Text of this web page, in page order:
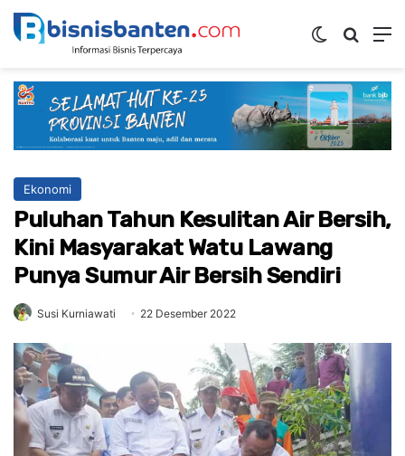
Switch skin
Ekonomi
Puluhan Tahun Kesulitan Air Bersih,
Kini Masyarakat Watu Lawang
Punya Sumur Air Bersih Sendiri
Susi Kurniawati 22 Desember 2022